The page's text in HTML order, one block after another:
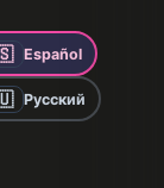
Español
Русский